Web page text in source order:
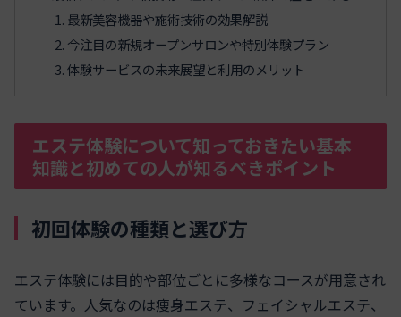
最新美容機器や施術技術の効果解説
今注目の新規オープンサロンや特別体験プラン
体験サービスの未来展望と利用のメリット
エステ体験について知っておきたい基本
知識と初めての人が知るべきポイント
初回体験の種類と選び方
エステ体験には目的や部位ごとに多様なコースが用意され
ています。人気なのは痩身エステ、フェイシャルエステ、